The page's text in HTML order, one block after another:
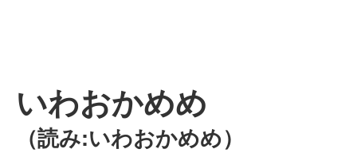
いわおかめめ
（読み:いわおかめめ）